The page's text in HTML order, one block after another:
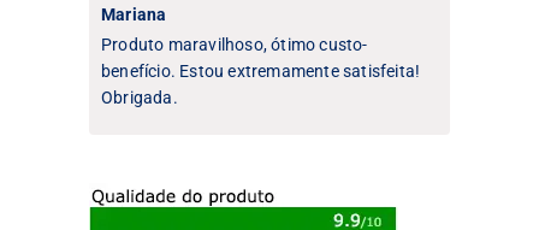
Mariana
Produto maravilhoso, ótimo custo-
benefício. Estou extremamente satisfeita!
Obrigada.